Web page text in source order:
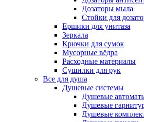
Дозаторы мыла
Стойки для
Ершики для унитаза
Зеркала
Крючки для сумок
Мусорные вёдра
Расходные материалы
Сушилки для рук
Все для душа
Душевые системы
Душевые
Душевые
Душевые